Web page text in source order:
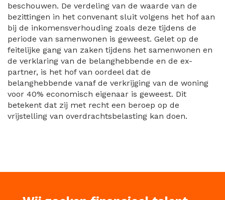
beschouwen. De verdeling van de waarde van de
bezittingen in het convenant sluit volgens het hof aan
bij de inkomensverhouding zoals deze tijdens de
periode van samenwonen is geweest. Gelet op de
feitelijke gang van zaken tijdens het samenwonen en
de verklaring van de belanghebbende en de ex-
partner, is het hof van oordeel dat de
belanghebbende vanaf de verkrijging van de woning
voor 40% economisch eigenaar is geweest. Dit
betekent dat zij met recht een beroep op de
vrijstelling van overdrachtsbelasting kan doen.